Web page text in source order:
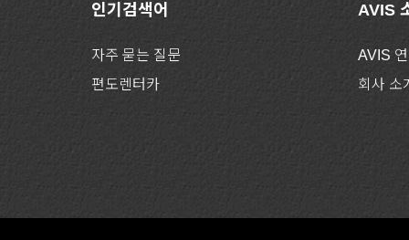
인기검색어
자주 묻는 질문
편도렌터카
AVIS
AVIS
회사 소